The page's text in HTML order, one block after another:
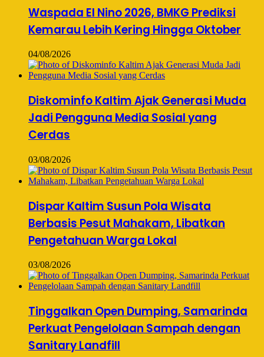
Waspada El Nino 2026, BMKG Prediksi
Kemarau Lebih Kering Hingga Oktober
04/08/2026
Diskominfo Kaltim Ajak Generasi Muda
Jadi Pengguna Media Sosial yang
Cerdas
03/08/2026
Dispar Kaltim Susun Pola Wisata
Berbasis Pesut Mahakam, Libatkan
Pengetahuan Warga Lokal
03/08/2026
Tinggalkan Open Dumping, Samarinda
Perkuat Pengelolaan Sampah dengan
Sanitary Landfill